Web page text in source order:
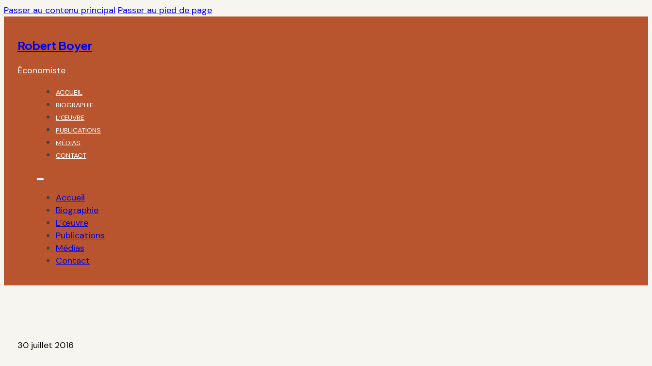
Passer au contenu principal Passer au pied de page
Robert Boyer
Économiste
ACCUEIL
BIOGRAPHIE
L’ŒUVRE
PUBLICATIONS
MÉDIAS
CONTACT
Accueil
Biographie
L’œuvre
Publications
Médias
Contact
30 juillet 2016